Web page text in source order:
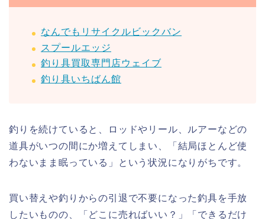
なんでもリサイクルビックバン
スプールエッジ
釣り具買取専門店ウェイブ
釣り具いちばん館
釣りを続けていると、ロッドやリール、ルアーなどの
道具がいつの間にか増えてしまい、「結局ほとんど使
わないまま眠っている」という状況になりがちです。
買い替えや釣りからの引退で不要になった釣具を手放
したいものの、「どこに売ればいい？」「できるだけ